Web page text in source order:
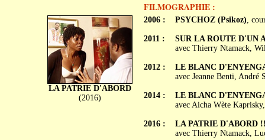
FILMOGRAPHIE :
LA PATRIE D'ABORD
(2016)
2006 :
2011 :
2012 :
2014 :
2016 :
PSYCHOZ (Psikoz),
SUR LA ROUTE D'UN
avec Thierry Ntamack,
LE BLANC
avec Jeanne Benti, André
LE BLANC
avec Aicha Wète
LA PATRIE D'ABORD
avec Thierry Ntamack,